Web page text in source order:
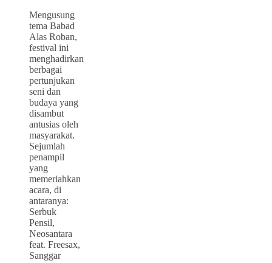
Mengusung
tema Babad
Alas Roban,
festival ini
menghadirkan
berbagai
pertunjukan
seni dan
budaya yang
disambut
antusias oleh
masyarakat.
Sejumlah
penampil
yang
memeriahkan
acara, di
antaranya:
Serbuk
Pensil,
Neosantara
feat. Freesax,
Sanggar